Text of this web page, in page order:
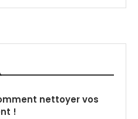
nettoyer vos
!